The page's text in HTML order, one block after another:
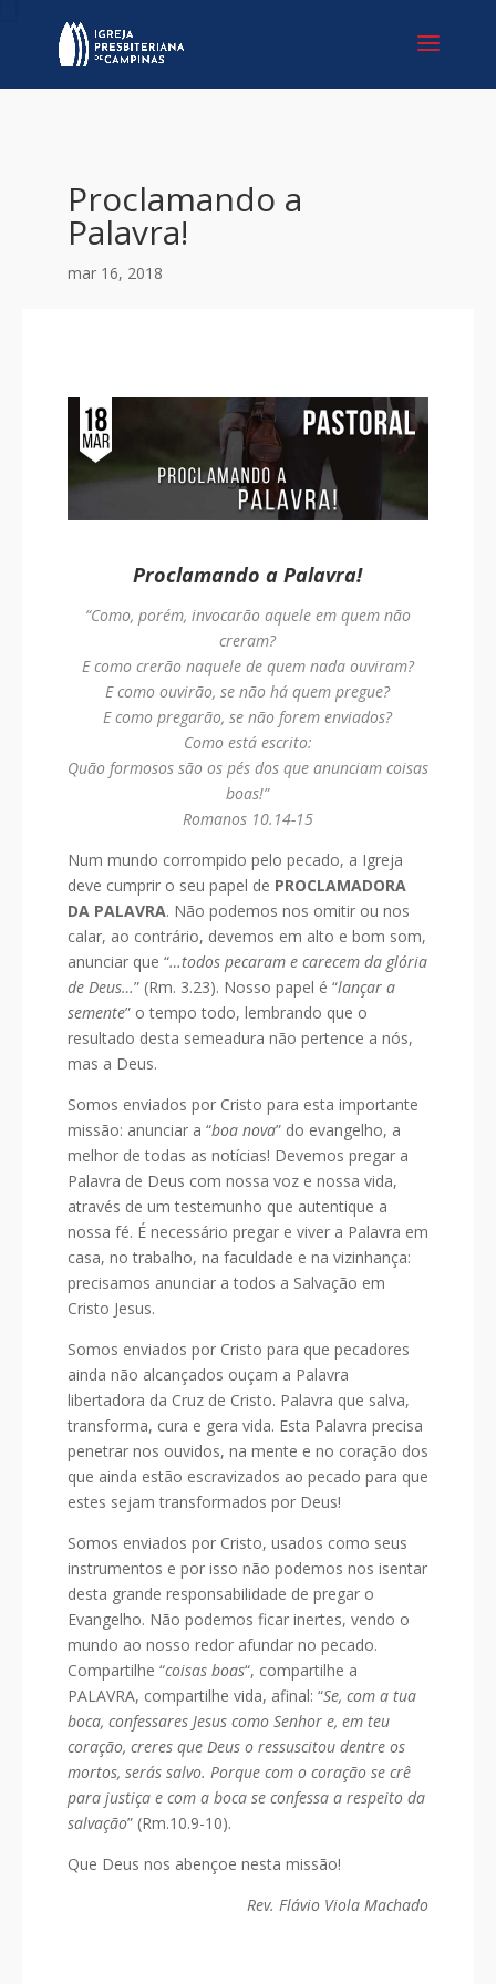
Proclamando a
Palavra!
mar 16, 2018
Proclamando a Palavra!
“Como, porém, invocarão aquele em quem não
creram?
E como crerão naquele de quem nada ouviram?
E como ouvirão, se não há quem pregue?
E como pregarão, se não forem enviados?
Como está escrito:
Quão formosos são os pés dos que anunciam coisas
boas!”
Romanos 10.14-15
Num mundo corrompido pelo pecado, a Igreja
deve cumprir o seu papel de PROCLAMADORA
DA PALAVRA. Não podemos nos omitir ou nos
calar, ao contrário, devemos em alto e bom som,
anunciar que “…todos pecaram e carecem da glória
de Deus…” (Rm. 3.23). Nosso papel é “lançar a
semente” o tempo todo, lembrando que o
resultado desta semeadura não pertence a nós,
mas a Deus.
Somos enviados por Cristo para esta importante
missão: anunciar a “boa nova” do evangelho, a
melhor de todas as notícias! Devemos pregar a
Palavra de Deus com nossa voz e nossa vida,
através de um testemunho que autentique a
nossa fé. É necessário pregar e viver a Palavra em
casa, no trabalho, na faculdade e na vizinhança:
precisamos anunciar a todos a Salvação em
Cristo Jesus.
Somos enviados por Cristo para que pecadores
ainda não alcançados ouçam a Palavra
libertadora da Cruz de Cristo. Palavra que salva,
transforma, cura e gera vida. Esta Palavra precisa
penetrar nos ouvidos, na mente e no coração dos
que ainda estão escravizados ao pecado para que
estes sejam transformados por Deus!
Somos enviados por Cristo, usados como seus
instrumentos e por isso não podemos nos isentar
desta grande responsabilidade de pregar o
Evangelho. Não podemos ficar inertes, vendo o
mundo ao nosso redor afundar no pecado.
Compartilhe “coisas boas“, compartilhe a
PALAVRA, compartilhe vida, afinal: “Se, com a tua
boca, confessares Jesus como Senhor e, em teu
coração, creres que Deus o ressuscitou dentre os
mortos, serás salvo. Porque com o coração se crê
para justiça e com a boca se confessa a respeito da
salvação” (Rm.10.9-10).
Que Deus nos abençoe nesta missão!
Rev. Flávio Viola Machado